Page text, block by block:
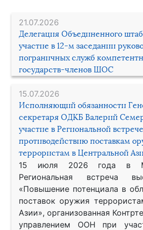
21.07.2026
Делегация Объединенного
участие в 12-м заседании
пограничных служб
государств-членов ШОС
15.07.2026
Исполняющий обязанности
секретаря ОДКБ Валерий
участие в Региональной
противодействию поставкам
террористам в Центральной
15 июля 2026 года в
Региональная встреча
«Повышение потенциала в
поставок оружия
Азии», организованная
управлением ООН при